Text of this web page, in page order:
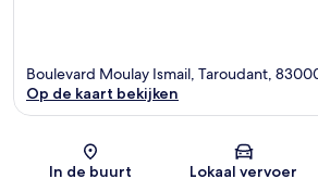
Kaart
Boulevard Moulay Ismail, Taroudant,
Op de kaart bekijken
In de buurt Lokaal vervoer